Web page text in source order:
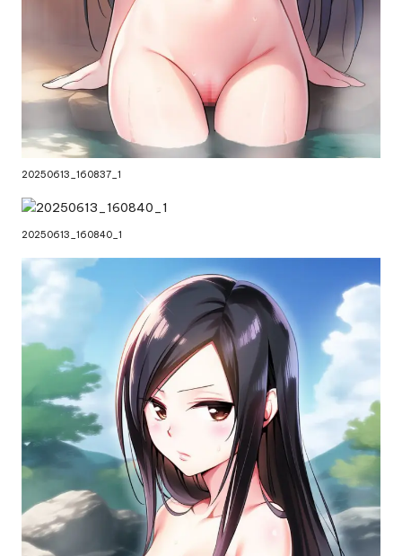
20250613_160837_1
20250613_160840_1